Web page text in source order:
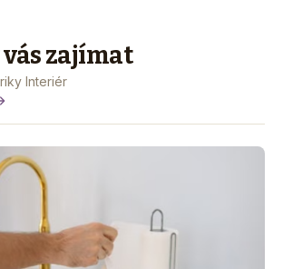
zajímat
Interiér